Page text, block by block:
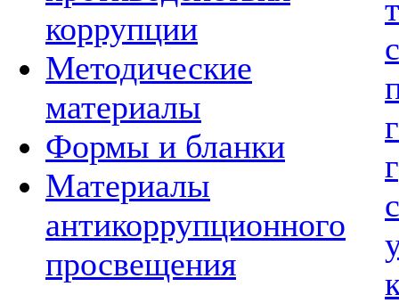
коррупции
Методические
материалы
Формы и бланки
Материалы
антикоррупционного
просвещения